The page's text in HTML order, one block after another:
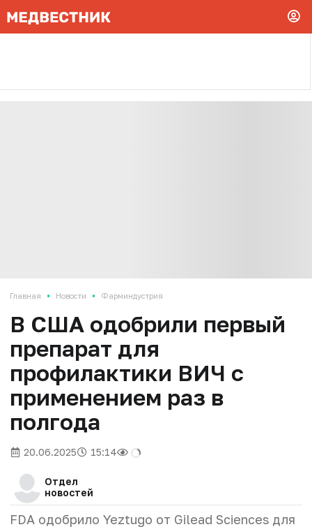
Главная • Новости • Фарминдустрия
В США одобрили первый
препарат для
профилактики ВИЧ с
применением раз в
полгода
20.06.2025 15:14
Отдел
новостей
FDA одобрило Yeztugo от Gilead Sciences для